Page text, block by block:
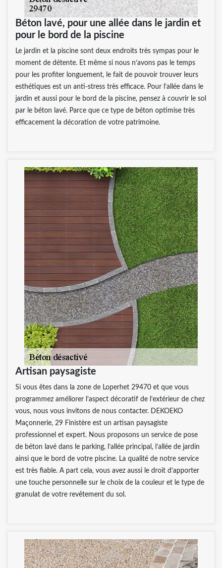
Béton lavé, pour une allée dans le jardin et
pour le bord de la piscine
Le jardin et la piscine sont deux endroits très sympas pour le
moment de détente. Et même si nous n’avons pas le temps
pour les profiter longuement, le fait de pouvoir trouver leurs
esthétiques est un anti-stress très efficace. Pour l’allée dans le
jardin et aussi pour le bord de la piscine, pensez à couvrir le sol
par le béton lavé. Parce que ce type de béton optimise très
efficacement la décoration de votre patrimoine.
Artisan paysagiste
Si vous êtes dans la zone de Loperhet 29470 et que vous
programmez améliorer l’aspect décoratif de l’extérieur de chez
vous, nous vous invitons de nous contacter. DEKOEKO
Maçonnerie, 29 Finistère est un artisan paysagiste
professionnel et expert. Nous proposons un service de pose
de béton lavé dans le parking, l’allée principal, l’allée de jardin
ainsi que le bord de votre piscine. La qualité de notre service
est très fiable. A part cela, vous avez aussi le droit d’apporter
une touche personnelle sur le choix de la couleur et le type de
granulat de votre revêtement du sol.